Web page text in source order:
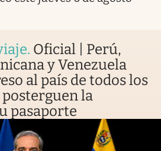
. Oficial | Perú,
y Venezuela
al país de todos los
la
pasaporte